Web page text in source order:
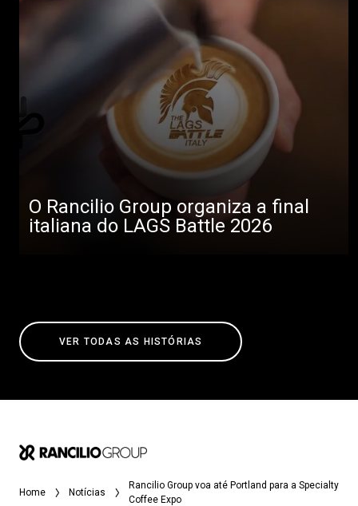
O Rancilio Group organiza a final
italiana do LAGS Battle 2026
VER TODAS AS HISTÓRIAS
Home Notícias
Rancilio Group voa até Portland para a Specialty
Coffee Expo